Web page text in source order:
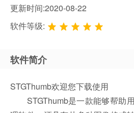
更新时间:2020-08-22
软件等级:
软件简介
STGThumb欢迎您下载使用
STGThumb是一款能够帮助